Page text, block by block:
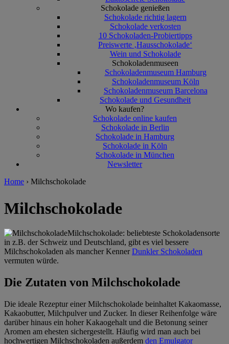
Schokolade genießen
Schokolade richtig lagern
Schokolade verkosten
10 Schokoladen-Probiertipps
Preiswerte ‚Hausschokolade‘
Wein und Schokolade
Schokoladenmuseen
Schokoladenmuseum Hamburg
Schokoladenmuseum Köln
Schokoladenmuseum Barcelona
Schokolade und Gesundheit
Wo kaufen?
Schokolade online kaufen
Schokolade in Berlin
Schokolade in Hamburg
Schokolade in Köln
Schokolade in München
Newsletter
Home › Milchschokolade
Milchschokolade
Milchschokolade: beliebteste Schokoladensorte
in z.B. der Schweiz und Deutschland, gibt es viel bessere
Milchschokoladen als mancher KennerDunkler Schokoladen
vermuten würde.
Die Zutaten von Milchschokolade
Die ideale Rezeptur einer Milchschokolade beinhaltet Kakaomasse,
Kakaobutter, Milchpulver und Zucker. In dieser Reihenfolge wäre
darüber hinaus ein hoher Kakaogehalt und die Betonung seiner
Aromen am ehesten sichergestellt. Häufig wird man auch bei
hochwertigen Milchschokoladen außerdem den Emulgator